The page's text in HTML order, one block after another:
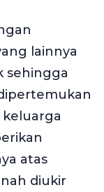
lainnya
sehingga
atas
diukir